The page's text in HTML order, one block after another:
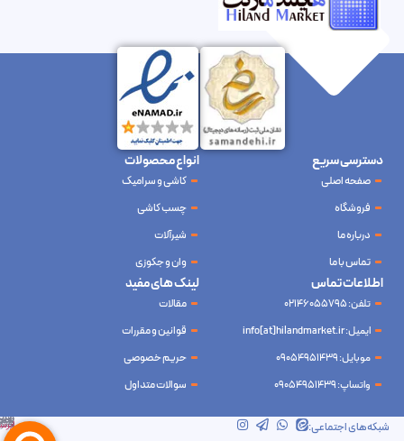
شبکه‌های اجتماعی: شرکت آینده نوین سام آسیا – طراحی و سئو
ابرسرور
دسترسی سریع
صفحه اصلی
فروشگاه
درباره ما
تماس با ما
انواع محصولات
کاشی و سرامیک
چسب کاشی
شیرآلات
وان و جکوزی
لینک های مفید
مقالات
قوانین و مقررات
حریم خصوصی
سوالات متداول
اطلاعات تماس
تلفن: 02146055795
ایمیل: info[at]hilandmarket.ir
موبایل: 09054951439
واتساپ: 09054951439